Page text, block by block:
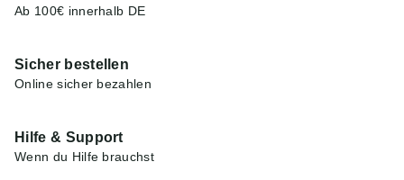
Ab 100€ innerhalb DE
Sicher bestellen
Online sicher bezahlen
Hilfe & Support
Wenn du Hilfe brauchst